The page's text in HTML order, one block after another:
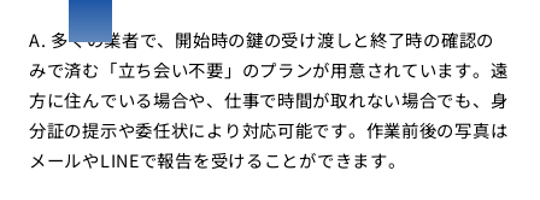
A. 多くの業者で、開始時の鍵の受け渡しと終了時の確認の
みで済む「立ち会い不要」のプランが用意されています。遠
方に住んでいる場合や、仕事で時間が取れない場合でも、身
分証の提示や委任状により対応可能です。作業前後の写真は
メールやLINEで報告を受けることができます。